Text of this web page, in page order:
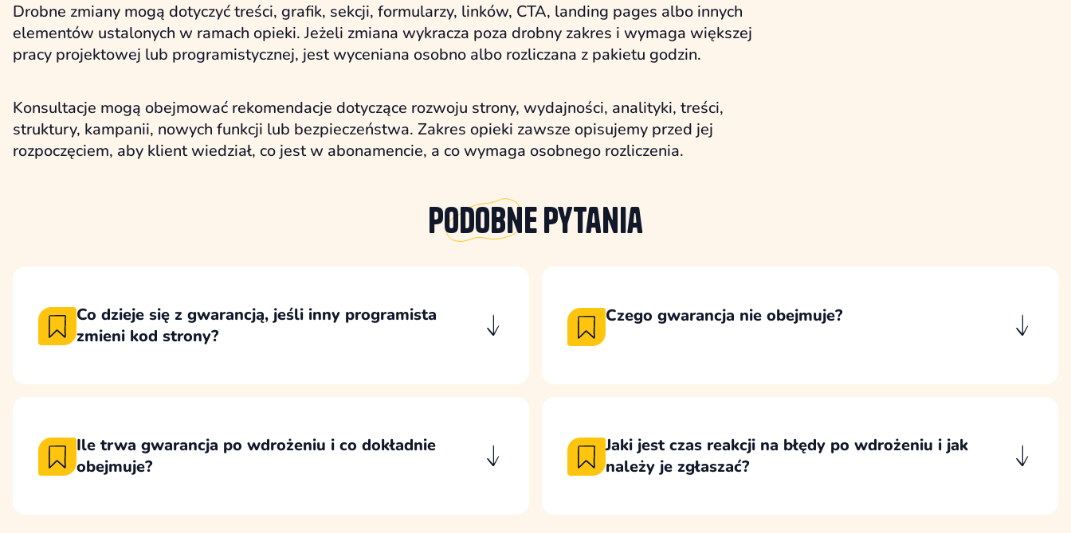
Drobne zmiany mogą dotyczyć treści, grafik, sekcji, formularzy, linków, CTA, landing pages albo innych
elementów ustalonych w ramach opieki. Jeżeli zmiana wykracza poza drobny zakres i wymaga większej
pracy projektowej lub programistycznej, jest wyceniana osobno albo rozliczana z pakietu godzin.
Konsultacje mogą obejmować rekomendacje dotyczące rozwoju strony, wydajności, analityki, treści,
struktury, kampanii, nowych funkcji lub bezpieczeństwa. Zakres opieki zawsze opisujemy przed jej
rozpoczęciem, aby klient wiedział, co jest w abonamencie, a co wymaga osobnego rozliczenia.
Podobnepytania
Co dzieje się z gwarancją, jeśli inny programista
zmieni kod strony?
Czego gwarancja nie obejmuje?
Ile trwa gwarancja po wdrożeniu i co dokładnie
obejmuje?
Jaki jest czas reakcji na błędy po wdrożeniu i jak
należy je zgłaszać?